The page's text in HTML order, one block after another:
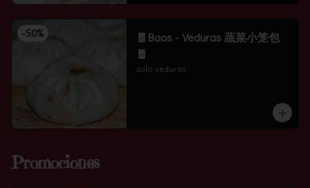
-50%
🧧Baos - Veduras 蔬菜小笼包
solo veduras
Promociones